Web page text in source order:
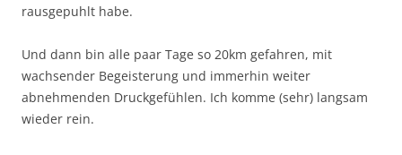
rausgepuhlt habe.
Und dann bin alle paar Tage so 20km gefahren, mit
wachsender Begeisterung und immerhin weiter
abnehmenden Druckgefühlen. Ich komme (sehr) langsam
wieder rein.